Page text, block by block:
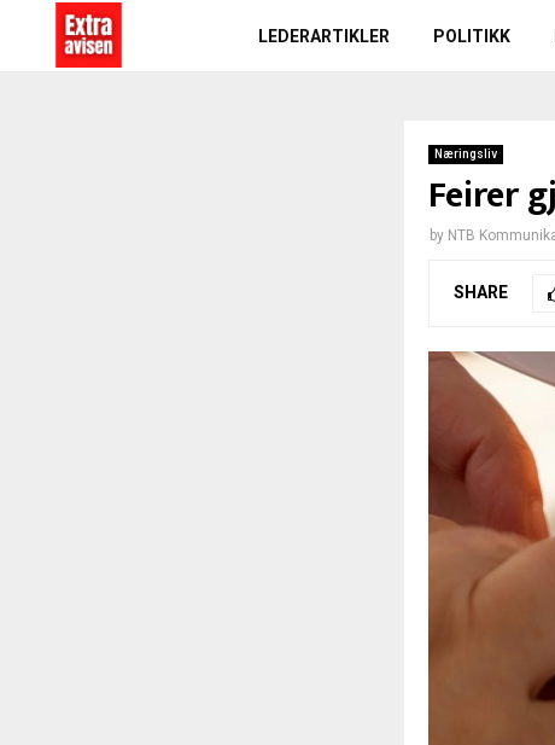
LEDERARTIKLER POLITIKK
Næringsliv
Feirer
by NTB
SHARE